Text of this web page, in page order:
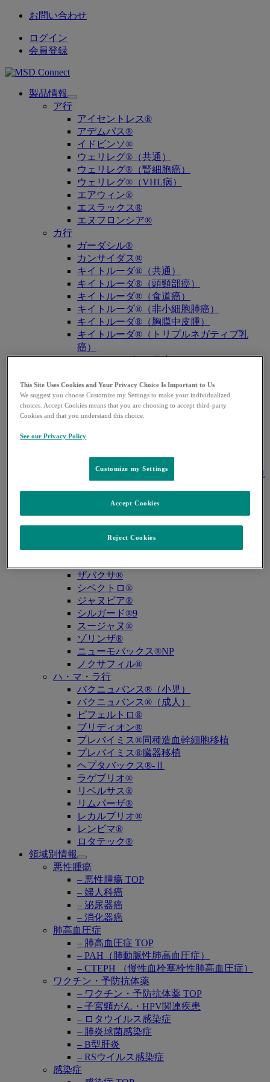
お問い合わせ
ログイン
会員登録
製品情報
Open
submenu
ア行
アイセントレス®
アデムパス®
イドビンソ®
ウェリレグ®（共通）
ウェリレグ®（腎細胞癌）
ウェリレグ®（VHL病）
エアウィン®
エスラックス®
エヌフロンシア®
カ行
ガーダシル®
カンサイダス®
キイトルーダ®（共通）
キイトルーダ®（頭頸部癌）
キイトルーダ®（食道癌）
キイトルーダ®（非小細胞肺癌）
キイトルーダ®（胸膜中皮腫）
キイトルーダ®（トリプルネガティブ乳
癌）
キイトルーダ®（胃癌）
キイトルーダ®（腎細胞癌）
キイトルーダ®（尿路上皮癌）
キイトルーダ®（子宮体癌）
キイトルーダ®（悪性黒色腫）
腫）
キイトルーダ®（原発性縦隔大細胞型B細胞
キイトルーダ®（MSI-High固形癌）
キイトルーダ®（TMB-High固形癌）
キャップバックス®
キュビシン®
ザバクサ®
シベクトロ®
ジャヌビア®
シルガード®9
スージャヌ®
ゾリンザ®
ニューモバックス®NP
ノクサフィル®
ハ・マ・ラ行
バクニュバンス®（小児）
バクニュバンス®（成人）
ピフェルトロ®
ブリディオン®
プレバイミス®同種造血幹細胞移植
プレバイミス®臓器移植
ヘプタバックス®-Ⅱ
ラゲブリオ®
リベルサス®
リムパーザ®
レカルブリオ®
レンビマ®
ロタテック®
領域別情報
Open
submenu
悪性腫瘍
– 悪性腫瘍 TOP
– 婦人科癌
– 泌尿器癌
– 消化器癌
肺高血圧症
– 肺高血圧症 TOP
– PAH（肺動脈性肺高血圧症）
– CTEPH （慢性血栓塞栓性肺高血圧症）
ワクチン・予防抗体薬
– ワクチン・予防抗体薬 TOP
– 子宮頸がん・HPV関連疾患
– ロタウイルス感染症
– 肺炎球菌感染症
– B型肝炎
– RSウイルス感染症
感染症
This Site Uses Cookies and Your Privacy Choice Is Important to Us
We suggest you choose Customize my Settings to make your individualized
choices. Accept Cookies means that you are choosing to accept third-party
Cookies and that you understand this choice.
See our Privacy Policy
Customize my Settings
Reject Cookies
Accept Cookies